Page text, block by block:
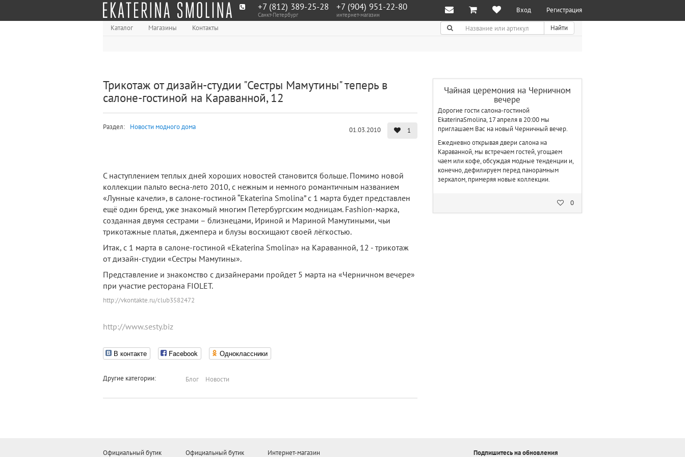
+7 (812) 389-25-28
Санкт-Петербург
+7 (904) 951‑22‑80
интернет-магазин
Вход Регистрация
Каталог Магазины Контакты Поиск Найти
Трикотаж от дизайн-студии "Сестры Мамутины" теперь в
салоне-гостиной на Караванной, 12
Раздел: Новости модного дома 01.03.2010 1
С наступлением теплых дней хороших новостей становится больше. Помимо новой
коллекции пальто весна-лето 2010, с нежным и немного романтичным названием
«Лунные качели», в салоне-гостиной “Ekaterina Smolina” с 1 марта будет представлен
ещё один бренд, уже знакомый многим Петербургским модницам. Fashion-марка,
созданная двумя сестрами – близнецами, Ириной и Мариной Мамутиными, чьи
трикотажные платья, джемпера и блузы восхищают своей лёгкостью.
Итак, с 1 марта в салоне-гостиной «Ekaterina Smolina» на Караванной, 12 - трикотаж
от дизайн-студии «Сестры Мамутины».
Представление и знакомство с дизайнерами пройдет 5 марта на «Черничном вечере»
при участие ресторана FIOLET.
http://vkontakte.ru/club3582472
http://www.sesty.biz
В контакте Facebook Одноклассники
Другие категории: Блог Новости
Чайная церемония на Черничном
вечере
Дорогие гости салона-гостиной
EkaterinaSmolina, 17 апреля в 20:00 мы
приглашаем Вас на новый Черничный вечер.
Ежедневно открывая двери салона на
Караванной, мы встречаем гостей, угощаем
чаем или кофе, обсуждая модные тенденции и,
конечно, дефилируем перед панорамным
зеркалом, примеряя новые коллекции.
0
Официальный бутик Официальный бутик Интернет-магазин Подпишитесь на обновления